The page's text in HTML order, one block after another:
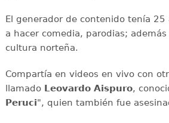
El generador de contenido tenía 25
a hacer comedia, parodias;
cultura norteña.
Compartía en videos en vivo con
llamadoLeovardo Aispuro,
Peruci", quien también fue